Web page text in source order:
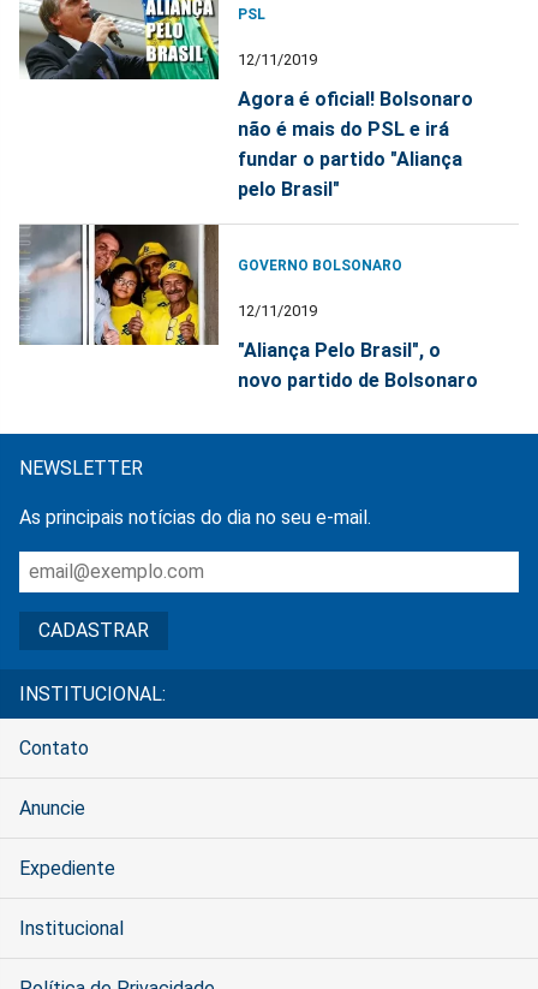
PSL
12/11/2019
Agora é oficial! Bolsonaro
não é mais do PSL e irá
fundar o partido "Aliança
pelo Brasil"
GOVERNO BOLSONARO
12/11/2019
"Aliança Pelo Brasil", o
novo partido de Bolsonaro
NEWSLETTER
As principais notícias do dia no seu e-mail.
INSTITUCIONAL:
Contato
Anuncie
Expediente
Institucional